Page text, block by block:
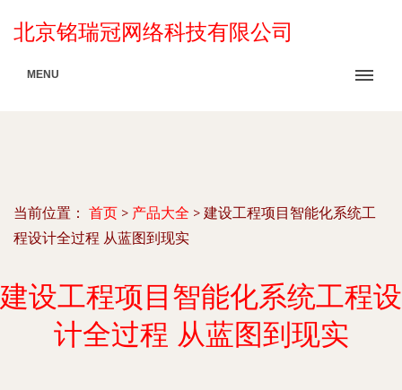
北京铭瑞冠网络科技有限公司
MENU
当前位置： 首页 > 产品大全 > 建设工程项目智能化系统工
程设计全过程 从蓝图到现实
建设工程项目智能化系统工程设
计全过程 从蓝图到现实